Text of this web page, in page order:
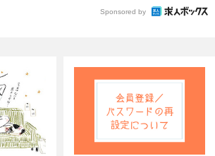
Sponsored by